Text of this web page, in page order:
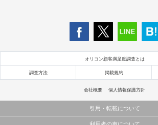
オリコン顧客満足度調査とは
調査方法 掲載規約
会社概要 個人情報保護方針
引用・転載について